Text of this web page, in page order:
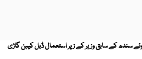
سندھ کے سابق وزیر کے زیر استعمال ڈبل کیبن گاڑی